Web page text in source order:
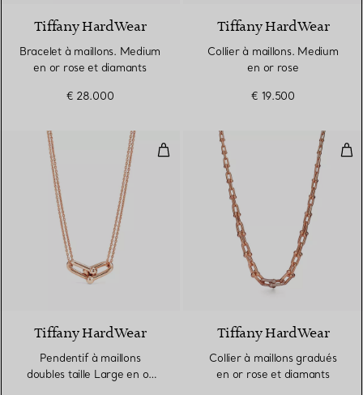
Tiffany HardWear
Bracelet à maillons. Medium
en or rose et diamants
€ 28.000
Tiffany HardWear
Collier à maillons. Medium
en or rose
€ 19.500
Pendentif à maillons doubles
2 Matériaux
Tiffany HardWear
Pendentif à maillons
doubles taille Large en or
Tiffany HardWear
Collier à maillons gradués
en or rose et diamants